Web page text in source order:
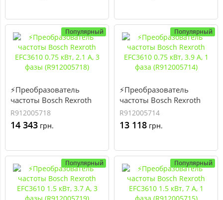
Популярный
⚡Преобразователь
частоты Bosch Rexroth
EFC3610 0.75 кВт, 2.1 А, 3
фазы (R912005718)
R912005718
14 343 грн.
Популярный
⚡Преобразователь
частоты Bosch Rexroth
EFC3610 0.75 кВт, 3.9 А, 1
фаза (R912005714)
R912005714
13 118 грн.
Популярный Популярный